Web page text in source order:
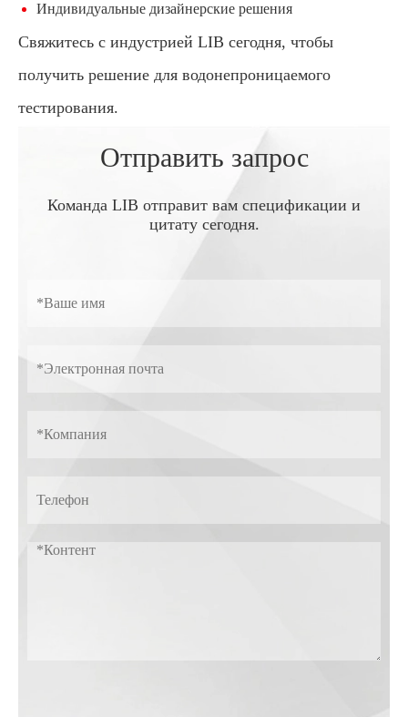
Индивидуальные дизайнерские решения
Свяжитесь с индустрией LIB сегодня, чтобы
получить решение для водонепроницаемого
тестирования.
Отправить запрос
Команда LIB отправит вам спецификации и
цитату сегодня.